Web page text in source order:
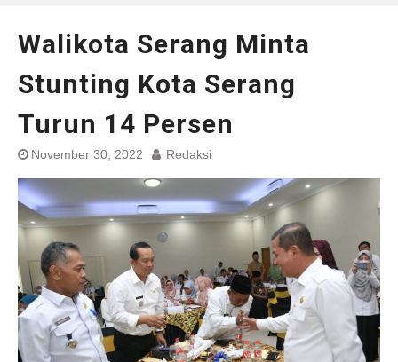
Walikota Serang Minta
Stunting Kota Serang
Turun 14 Persen
November 30, 2022 Redaksi